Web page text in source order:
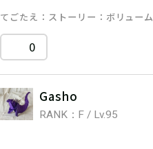
てごたえ ストーリー ボリューム
0
Gasho
RANK：F / Lv.95